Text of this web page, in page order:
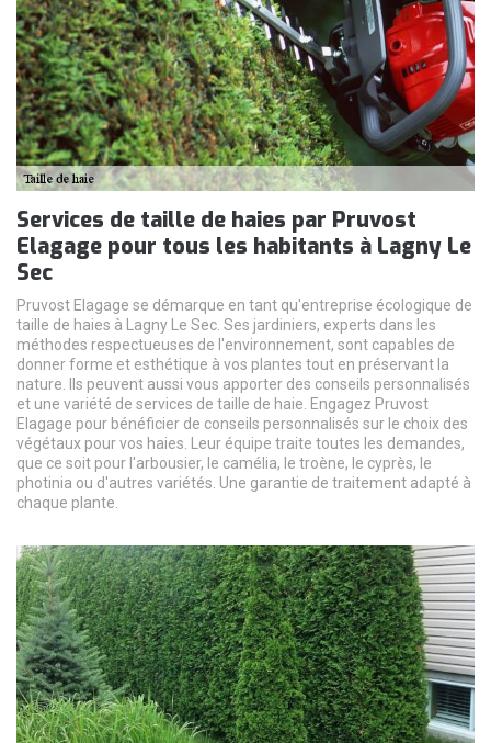
Services de taille de haies par Pruvost
Elagage pour tous les habitants à Lagny Le
Sec
Pruvost Elagage se démarque en tant qu'entreprise écologique de
taille de haies à Lagny Le Sec. Ses jardiniers, experts dans les
méthodes respectueuses de l'environnement, sont capables de
donner forme et esthétique à vos plantes tout en préservant la
nature. Ils peuvent aussi vous apporter des conseils personnalisés
et une variété de services de taille de haie. Engagez Pruvost
Elagage pour bénéficier de conseils personnalisés sur le choix des
végétaux pour vos haies. Leur équipe traite toutes les demandes,
que ce soit pour l'arbousier, le camélia, le troène, le cyprès, le
photinia ou d'autres variétés. Une garantie de traitement adapté à
chaque plante.